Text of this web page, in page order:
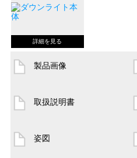
製品画像
取扱説明書
姿図